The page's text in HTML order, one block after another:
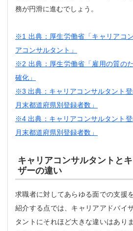
務が円滑に進むでしょう。
※1 出典：厚生労働省「キャリアコ
アコンサルタント」
※2 出典：厚生労働省「雇用の質の
確化」
※3 出典：キャリアコンサルタント
月末都道府県別登録者数」
※4 出典：キャリアコンサルタント
月末都道府県別登録者数」
キャリアコンサルタントと
ザーの違い
求職者に対してあらゆる面での支援
紹介する点では、キャリアアドバイ
タントにそれほど大きな違いはあり